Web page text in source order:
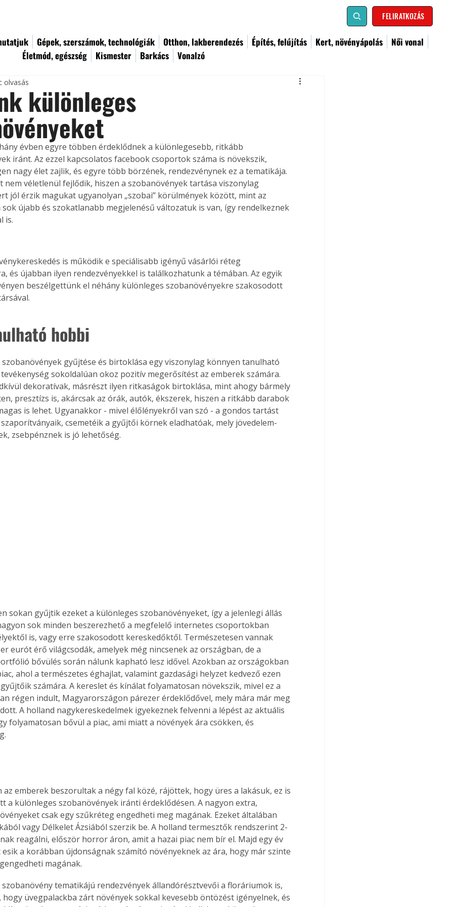
FELIRATKOZÁS
Gépek, szerszámok, technológiák Otthon, lakberendezés Építés, felújítás Kert, növényápolás
Női vonal
Életmód, egészség
Kismester Barkács Vonalzó
különleges
olvasás
évben egyre többen érdeklődnek a különlegesebb, ritkább
iránt. Az ezzel kapcsolatos facebook csoportok száma is növekszik,
nagy élet zajlik, és egyre több börzének, rendezvénynek ez a tematikája.
nem véletlenül fejlődik, hiszen a szobanövények tartása viszonylag
jól érzik magukat ugyanolyan „szobai” körülmények között, mint az
sok újabb és szokatlanabb megjelenésű változatuk is van, így rendelkeznek
is.
is működik e speciálisabb igényű vásárlói réteg
és újabban ilyen rendezvényekkel is találkozhatunk a témában. Az egyik
beszélgettünk el néhány különleges szobanövényekre szakosodott
hobbi
gyűjtése és birtoklása egy viszonylag könnyen tanulható
sokoldalúan okoz pozitív megerősítést az emberek számára.
dekoratívak, másrészt ilyen ritkaságok birtoklása, mint ahogy bármely
presztízs is, akárcsak az órák, autók, ékszerek, hiszen a ritkább darabok
is lehet. Ugyanakkor - mivel élőlényekről van szó - a gondos tartást
csemetéik a gyűjtői körnek eladhatóak, mely jövedelem-
zsebpénznek is jó lehetőség.
sokan gyűjtik ezeket a különleges szobanövényeket, így a jelenlegi állás
sok minden beszerezhető a megfelelő internetes csoportokban
is, vagy erre szakosodott kereskedőktől. Természetesen vannak
eurót érő világcsodák, amelyek még nincsenek az országban, de a
bővülés során nálunk kapható lesz idővel. Azokban az országokban
ahol a természetes éghajlat, valamint gazdasági helyzet kedvező ezen
számára. A kereslet és kínálat folyamatosan növekszik, mivel ez a
régen indult, Magyarországon párezer érdeklődővel, mely mára már meg
A holland nagykereskedelmek igyekeznek felvenni a lépést az aktuális
folyamatosan bővül a piac, ami miatt a növények ára csökken, és
az emberek beszorultak a négy fal közé, rájöttek, hogy üres a lakásuk, ez is
a különleges szobanövények iránti érdeklődésen. A nagyon extra,
csak egy szűkréteg engedheti meg magának. Ezeket általában
vagy Délkelet Ázsiából szerzik be. A holland termesztők rendszerint 2-
reagálni, először horror áron, amit a hazai piac nem bír el. Majd egy év
a korábban újdonságnak számító növényeknek az ára, hogy már szinte
magának.
tematikájú rendezvények állandórésztvevői a floráriumok is,
hogy üvegpalackba zárt növények sokkal kevesebb öntözést igényelnek, és